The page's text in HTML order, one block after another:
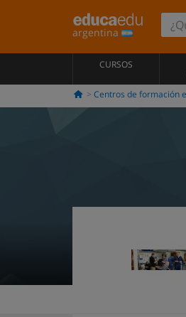
argentina
CURSOS
Centros de formación